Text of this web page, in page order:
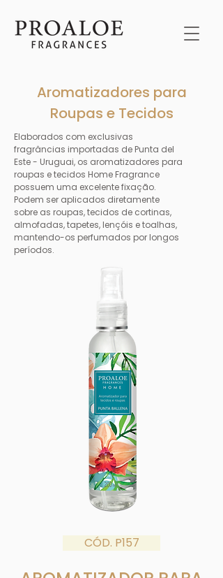
Aromatizadores para
Roupas e Tecidos
Elaborados com exclusivas
fragrâncias importadas de Punta del
Este - Uruguai, os aromatizadores para
roupas e tecidos Home Fragrance
possuem uma excelente fixação.
Podem ser aplicados diretamente
sobre as roupas, tecidos de cortinas,
almofadas, tapetes, lençóis e toalhas,
mantendo-os perfumados por longos
períodos.
CÓD. P157